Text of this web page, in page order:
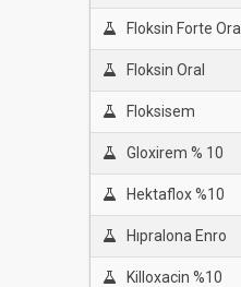
Floksin Forte Oral
Floksin Oral
Floksisem
Gloxirem % 10
Hektaflox %10
Hıpralona Enro
Killoxacin %10